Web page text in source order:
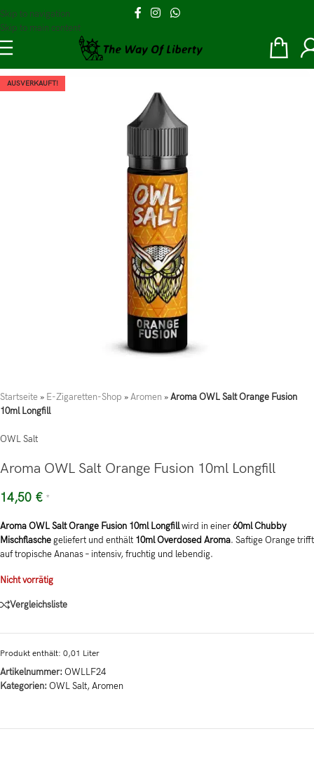
Skip to navigation
Skip to main content
AUSVERKAUFT!
Startseite » E-Zigaretten-Shop »Aromen »Aroma OWL Salt Orange Fusion
10ml Longfill
OWL Salt
Aroma OWL Salt Orange Fusion 10ml Longfill
14,50 € *
Aroma OWL Salt Orange Fusion 10ml Longfillwird in einer60ml Chubby
Mischflaschegeliefert und enthält 10ml Overdosed Aroma. Saftige Orange trifft
auf tropische Ananas – intensiv, fruchtig und lebendig.
Nicht vorrätig
Vergleichsliste
Produkt enthält: 0,01 Liter
Artikelnummer: OWLLF24
Kategorien: OWL Salt,Aromen